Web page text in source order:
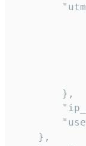
        },
    },